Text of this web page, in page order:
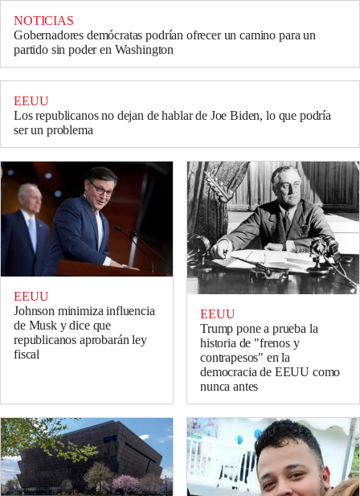
NOTICIAS
Gobernadores demócratas podrían ofrecer un camino para un
partido sin poder en Washington
EEUU
Los republicanos no dejan de hablar de Joe Biden, lo que podría
ser un problema
EEUU
Johnson minimiza influencia
de Musk y dice que
republicanos aprobarán ley
fiscal
EEUU
Trump pone a prueba la
historia de "frenos y
contrapesos" en la
democracia de EEUU como
nunca antes